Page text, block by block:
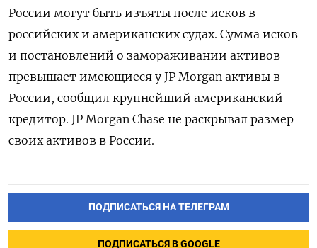
России могут быть изъяты после исков в
российских и американских судах. Сумма исков
и постановлений о замораживании активов
превышает имеющиеся у JP Morgan активы в
России, сообщил крупнейший американский
кредитор. JP Morgan Chase не раскрывал размер
своих активов в России.
ПОДПИСАТЬСЯ НА ТЕЛЕГРАМ
ПОДПИСАТЬСЯ В GOOGLE